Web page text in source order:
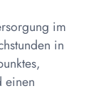
im
in
einen